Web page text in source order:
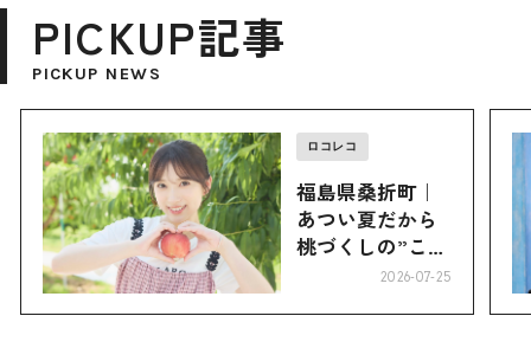
PICKUP記事
PICKUP NEWS
ロコレコ
福島県桑折町｜
あつい夏だから
桃づくしの”こお
2026-07-25